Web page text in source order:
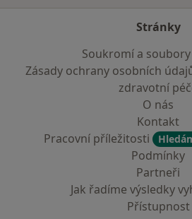
Stránky
Soukromí a
Zásady ochrany osobních
zdravotní
O nás
Kontakt
Pracovní příležitosti
Podmínky
Partneři
Jak řadíme výsledky
Přístupnost